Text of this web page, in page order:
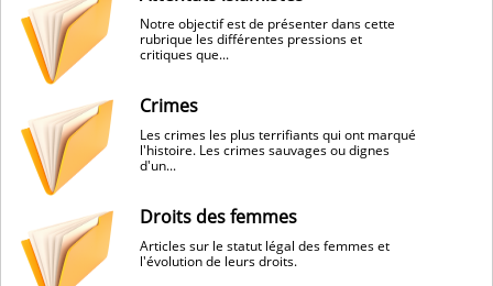
Notre objectif est de présenter dans cette
rubrique les différentes pressions et
critiques que...
Crimes
Les crimes les plus terrifiants qui ont marqué
l'histoire. Les crimes sauvages ou dignes
d'un...
Droits des femmes
Articles sur le statut légal des femmes et
l'évolution de leurs droits.